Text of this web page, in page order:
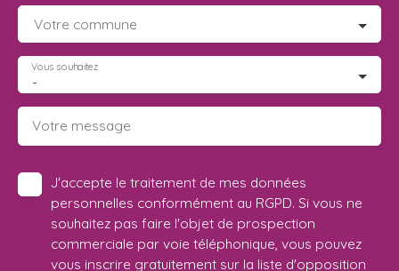
Votre commune
-
Vous souhaitez
Votre message
J'accepte le traitement de mes données
personnelles conformément au RGPD. Si vous ne
souhaitez pas faire l'objet de prospection
commerciale par voie téléphonique, vous pouvez
vous inscrire gratuitement sur la liste d'opposition